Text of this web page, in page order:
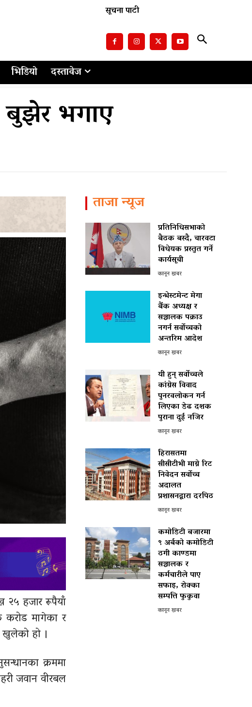
सूचना पाटी
भिडियो दस्तावेज
भगाए
२५ हजार रूपैयाँ
करोड मागेका र
हो ।
क्रममा
जवान वीरबल
ताजा न्यूज
प्रतिनिधिसभाको
बैठक बस्दै, चारवटा
विधेयक प्रस्तुत गर्ने
कार्यसूची
कानून खबर
इन्भेस्टमेन्ट मेगा
बैंक अध्यक्ष र
सञ्चालक पक्राउ
नगर्न सर्वोच्चको
अन्तरिम आदेश
कानून खबर
यी हुन् सर्वोच्चले
कांग्रेस विवाद
पुनरवलोकन गर्न
लिएका डेढ दशक
पुराना दुई नजिर
कानून खबर
हिरासतमा
सीसीटीभी माग्ने रिट
निवेदन सर्वोच्च
अदालत
प्रशासनद्वारा दरपिठ
कानून खबर
कमोडिटी बजारमा
९ अर्बको कमोडिटी
ठगी काण्डमा
सञ्चालक र
कर्मचारीले पाए
सफाइ, रोक्का
सम्पत्ति फुकुवा
कानून खबर